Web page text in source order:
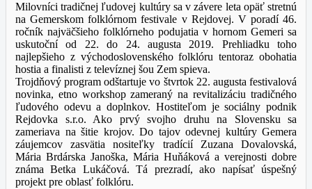
Milovníci tradičnej ľudovej kultúry sa v závere leta opäť stretnú
na Gemerskom folklórnom festivale v Rejdovej. V poradí 46.
ročník najväčšieho folklórneho podujatia v hornom Gemeri sa
uskutočníod 22. do 24. augusta 2019. Prehliadku toho
najlepšieho z východoslovenského folklóru tentoraz obohatia
hostia a finalisti z televíznej šou Zem spieva.
Trojdňový program odštartuje vo štvrtok 22. augusta festivalová
novinka, etno workshop zameraný na revitalizáciu tradičného
ľudového odevu a doplnkov. Hostiteľom je sociálny podnik
Rejdovka s.r.o. Ako prvý svojho druhu na Slovensku sa
zameriava na šitie krojov. Do tajov odevnej kultúry Gemera
záujemcov zasvätia nositeľky tradícií Zuzana Dovalovská,
Mária Brdárska Janoška, Mária Huňáková a verejnosti dobre
známa Betka Lukáčová. Tá prezradí, ako napísať úspešný
projekt pre oblasť folklóru.